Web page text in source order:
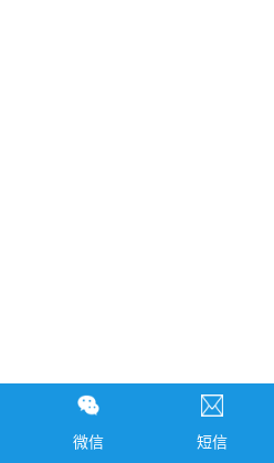
微信 短信